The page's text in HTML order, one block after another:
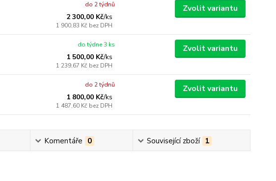
2 300,00 Kč/ks
1 900,83 Kč bez DPH
do 2 týdnů Zvolit variantu
1 500,00 Kč/ks
1 239,67 Kč bez DPH
do týdne 3 ks Zvolit variantu
1 800,00 Kč/ks
1 487,60 Kč bez DPH
do 2 týdnů Zvolit variantu
Komentáře 0 Související zboží 1